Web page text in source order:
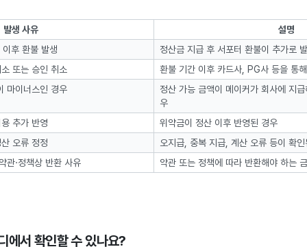
발생 사유
설명
이후 환불 발생
정산금 지급 후 서포터 환불이 추가로
또는 승인 취소
환불 기간 이후 카드사, PG사 등을 통
마이너스인 경우
정산 가능 금액이 메이커가 회사에 지
우
추가 반영
위약금이 정산 이후 반영된 경우
오류 정정
오지급, 중복 지급, 계산 오류 등이 확인
관·정책상 반환 사유
약관 또는 정책에 따라 반환해야 하는
에서 확인할 수 있나요?